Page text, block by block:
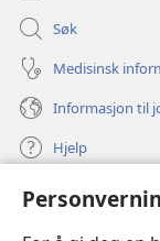
Søk
Medisinsk
Informasjon til
Hjelp
Bidrag
(åpner
nytt